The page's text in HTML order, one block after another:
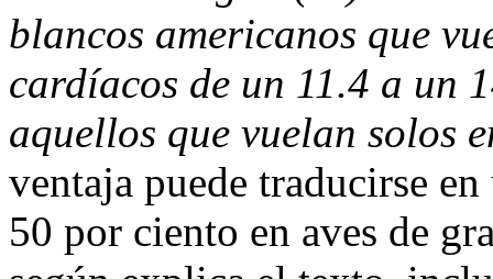
blancos americanos que
cardíacos de un 11.4 a un
aquellos que vuelan solos
ventaja puede traducirse
50 por ciento en aves de